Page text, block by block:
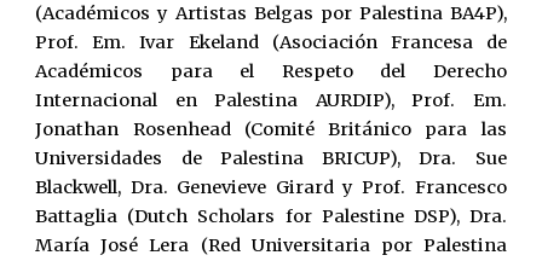
(Académicos y Artistas Belgas por Palestina BA4P),
Prof. Em. Ivar Ekeland (Asociación Francesa de
Académicos para el Respeto del Derecho
Internacional en Palestina AURDIP), Prof. Em.
Jonathan Rosenhead (Comité Británico para las
Universidades de Palestina BRICUP), Dra. Sue
Blackwell, Dra. Genevieve Girard y Prof. Francesco
Battaglia (Dutch Scholars for Palestine DSP), Dra.
María José Lera (Red Universitaria por Palestina